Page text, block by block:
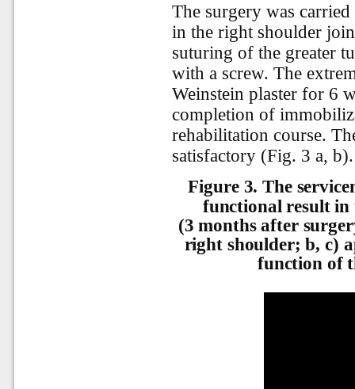
The surgery was
in the right shoulder
suturing of the greater
with a screw. The
Weinstein plaster for 6
completion of
rehabilitation course.
satisfactory (Fig. 3 a, b).
Figure 3.The
functional result in
(3 months after
right shoulder; b, c)
function of